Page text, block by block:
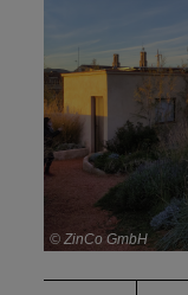
© ZinCo GmbH